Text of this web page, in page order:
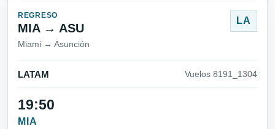
REGRESO
MIA → ASU
Miami → Asunción
LA
LATAM Vuelos 8191_1304
19:50
MIA